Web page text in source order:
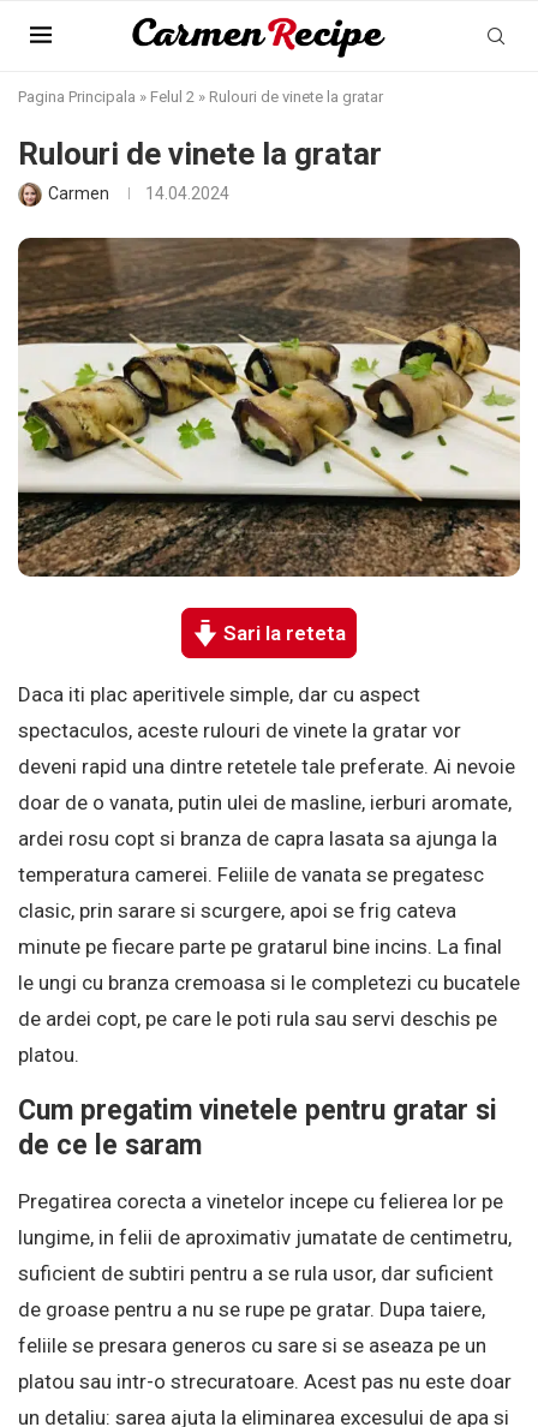
Pagina Principala » Felul 2 » Rulouri de vinete la gratar
Rulouri de vinete la gratar
Carmen 14.04.2024
Sari la reteta
Daca iti plac aperitivele simple, dar cu aspect
spectaculos, aceste rulouri de vinete la gratar vor
deveni rapid una dintre retetele tale preferate. Ai nevoie
doar de o vanata, putin ulei de masline, ierburi aromate,
ardei rosu copt si branza de capra lasata sa ajunga la
temperatura camerei. Feliile de vanata se pregatesc
clasic, prin sarare si scurgere, apoi se frig cateva
minute pe fiecare parte pe gratarul bine incins. La final
le ungi cu branza cremoasa si le completezi cu bucatele
de ardei copt, pe care le poti rula sau servi deschis pe
platou.
Cum pregatim vinetele pentru gratar si
de ce le saram
Pregatirea corecta a vinetelor incepe cu felierea lor pe
lungime, in felii de aproximativ jumatate de centimetru,
suficient de subtiri pentru a se rula usor, dar suficient
de groase pentru a nu se rupe pe gratar. Dupa taiere,
feliile se presara generos cu sare si se aseaza pe un
platou sau intr-o strecuratoare. Acest pas nu este doar
un detaliu: sarea ajuta la eliminarea excesului de apa si